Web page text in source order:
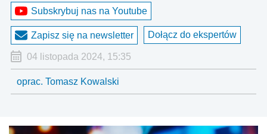
Subskrybuj nas na Youtube
Zapisz się na newsletter Dołącz do ekspertów
04 listopada 2024, 15:35
oprac. Tomasz Kowalski